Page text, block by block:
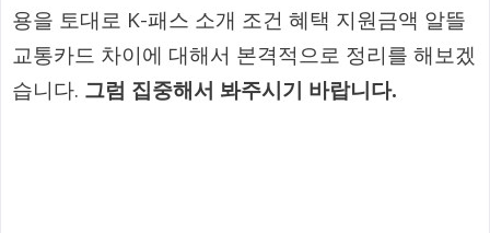
용을 토대로 K-패스 소개 조건 혜택 지원금액 알뜰
교통카드 차이에 대해서 본격적으로 정리를 해보겠
습니다. 그럼 집중해서 봐주시기 바랍니다.